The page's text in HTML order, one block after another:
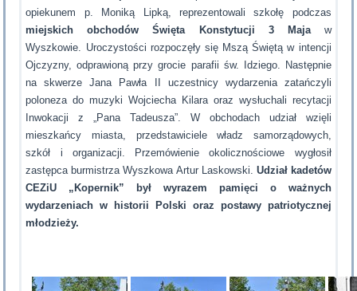
opiekunem p. Moniką Lipką, reprezentowali szkołę podczas
miejskich obchodów Święta Konstytucji 3 Majaw
Wyszkowie. Uroczystości rozpoczęły się Mszą Świętą w intencji
Ojczyzny, odprawioną przy grocie parafii św. Idziego. Następnie
na skwerze Jana Pawła II uczestnicy wydarzenia zatańczyli
poloneza do muzyki Wojciecha Kilara oraz wysłuchali recytacji
Inwokacji z „Pana Tadeusza”. W obchodach udział wzięli
mieszkańcy miasta, przedstawiciele władz samorządowych,
szkół i organizacji. Przemówienie okolicznościowe wygłosił
zastępca burmistrza Wyszkowa Artur Laskowski. Udział kadetów
CEZiU „Kopernik” był wyrazem pamięci o ważnych
wydarzeniach w historii Polski oraz postawy patriotycznej
młodzieży.